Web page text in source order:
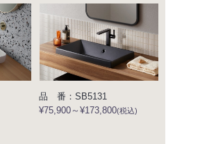
品 番：SB5131
¥75,900～¥173,800(税込)